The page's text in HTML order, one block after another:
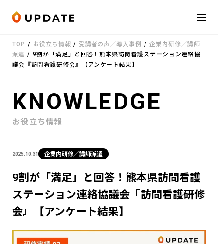
会社概要
お知らせ
お役立ち情報
お問い合わせ LINE
TOP / お役立ち情報 / 受講者の声／導入事例 / 企業内研修／講師
派遣 / 9割が「満足」と回答！熊本県訪問看護ステーション連絡協
議会『訪問看護研修会』【アンケート結果】
KNOWLEDGE
お役立ち情報
2025.10.31 企業内研修／講師派遣
9割が「満足」と回答！熊本県訪問看護
ステーション連絡協議会『訪問看護研修
会』【アンケート結果】